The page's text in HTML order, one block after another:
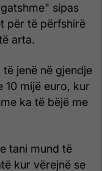
sipas
për të përfshirë
arta.
jenë në gjendje
10 mijë euro, kur
ka të bëjë me
tani mund të
kur vërejnë se